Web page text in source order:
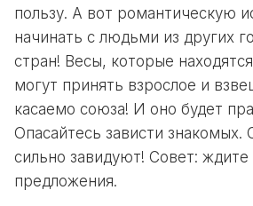
пользу. А вот романтическую
начинать с людьми из других
стран! Весы, которые
могут принять взрослое и
касаемо союза! И оно будет
Опасайтесь зависти
сильно завидуют! Совет: ждите
предложения.